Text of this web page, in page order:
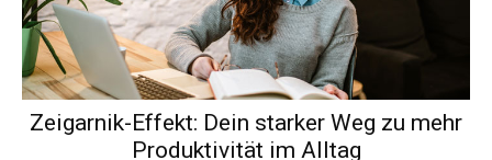
Zeigarnik-Effekt: Dein starker Weg zu mehr
Produktivität im Alltag